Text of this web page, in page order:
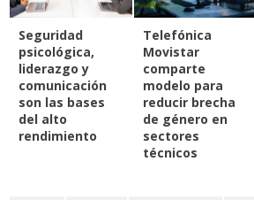
Seguridad
psicológica,
liderazgo y
comunicación
son las bases
del alto
rendimiento
Telefónica
Movistar
comparte
modelo para
reducir brecha
de género en
sectores
técnicos